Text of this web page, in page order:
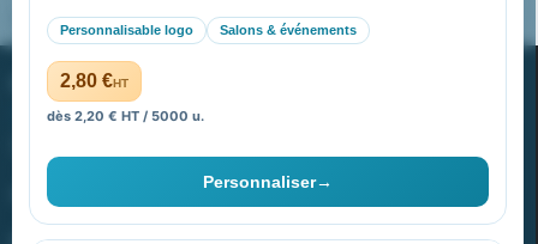
Personnalisable logo Salons & événements
2,80 €HT
dès 2,20 € HT / 5000 u.
Personnaliser→
Pourquoi ça a marché à 100% pour moi ?
PROMENOCH GOODIES
40 rue Madeleine Michelis